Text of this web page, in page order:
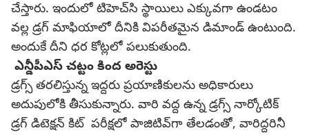
చేస్తారు. ఇందులో టిహెచ్‌సి స్థాయిలు ఎక్కువగా ఉండటం
వల్ల డ్రగ్ మాఫియాలో దీనికి విపరీతమైన డిమాండ్ ఉంటుంది.
అందుకే దీని ధర కోట్లలో పలుకుతుంది.
ఎన్డీపీఎస్ చట్టం కింద అరెస్టు
డ్రగ్స్ తరలిస్తున్న ఇద్దరు ప్రయాణికులను అధికారులు
అదుపులోకి తీసుకున్నారు. వారి వద్ద ఉన్న డ్రగ్స్ నార్కోటిక్
డ్రగ్ డిటెక్షన్ కిట్ పరీక్షలో పాజిటివ్‌గా తేలడంతో, వారిద్దరినీ